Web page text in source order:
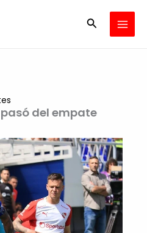
Buscar
del empate